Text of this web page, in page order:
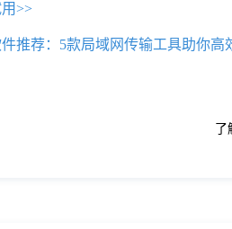
>>
推荐：5款局域网传输工具助你高